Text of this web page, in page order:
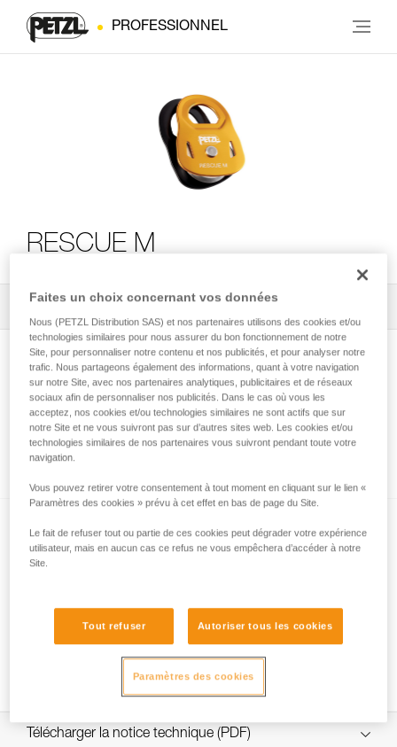
PROFESSIONNEL
RESCUE M
Tous les conseils techniques 2
Comment calculer le rapport de mouflage
Tests d’efficacité et rendement de mouflages
avec MAESTRO, I’D S, PRO TRAXION,
Télécharger la notice technique (PDF)
Faites un choix concernant vos données
Nous (PETZL Distribution SAS) et nos partenaires utilisons des cookies et/ou
technologies similaires pour nous assurer du bon fonctionnement de notre
Site, pour personnaliser notre contenu et nos publicités, et pour analyser notre
trafic. Nous partageons également des informations, quant à votre navigation
sur notre Site, avec nos partenaires analytiques, publicitaires et de réseaux
sociaux afin de personnaliser nos publicités. Dans le cas où vous les
acceptez, nos cookies et/ou technologies similaires ne sont actifs que sur
notre Site et ne vous suivront pas sur d’autres sites web. Les cookies et/ou
technologies similaires de nos partenaires vous suivront pendant toute votre
navigation.
Vous pouvez retirer votre consentement à tout moment en cliquant sur le lien «
Paramètres des cookies » prévu à cet effet en bas de page du Site.
Le fait de refuser tout ou partie de ces cookies peut dégrader votre expérience
utilisateur, mais en aucun cas ce refus ne vous empêchera d’accéder à notre
Site.
Tout refuser Autoriser tous les cookies
Paramètres des cookies